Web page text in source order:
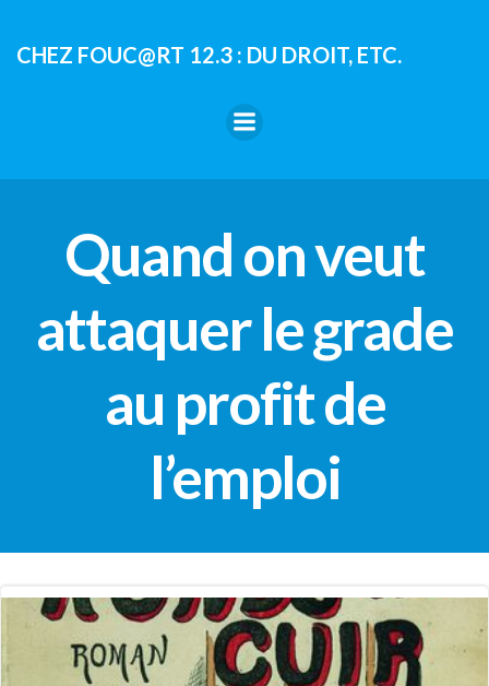
contenu
CHEZ FOUC@RT 12.3 : DU DROIT, ETC.
Quand on veut
attaquer le grade
au profit de
l’emploi